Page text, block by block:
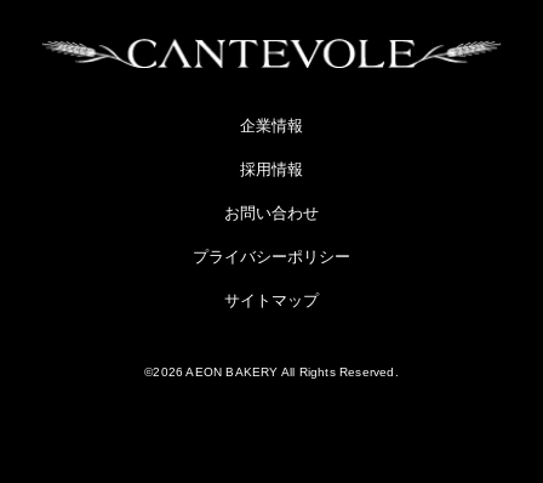
企業情報
採用情報
お問い合わせ
プライバシーポリシー
サイトマップ
©2026 AEON BAKERY All Rights Reserved.